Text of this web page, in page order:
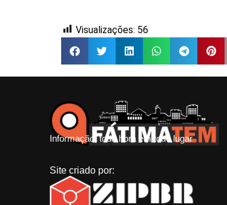
Visualizações: 56
Informação, toda hora em todo lugar
Site criado por: